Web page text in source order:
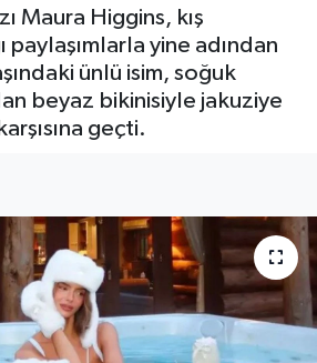
Maura Higgins, kış
paylaşımlarla yine adından
ünlü isim, soğuk
beyaz bikinisiyle jakuziye
geçti.